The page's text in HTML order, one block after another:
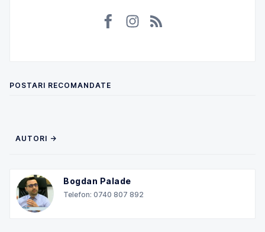
POSTARI RECOMANDATE
AUTORI →
Bogdan Palade
Telefon: 0740 807 892